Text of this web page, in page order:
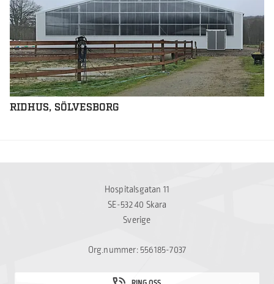
RIDHUS, SÖLVESBORG
Hospitalsgatan 11
SE-532 40 Skara
Sverige
Org.nummer: 556185-7037